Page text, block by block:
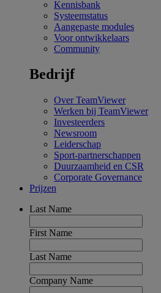
Kennisbank
Systeemstatus
Aangepaste modules
Voor ontwikkelaars
Community
Bedrijf
Over TeamViewer
Werken bij TeamViewer
Investeerders
Newsroom
Leiderschap
Sport-partnerschappen
Duurzaamheid en CSR
Corporate Governance
Prijzen
Last Name
First Name
Last Name
Company Name